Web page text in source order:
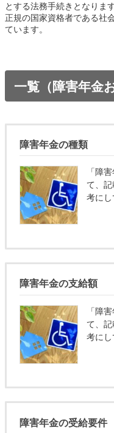
とする法務手続きとなりま
正規の国家資格者である社
ています。
一覧（障害年金
障害年金の種類
「障
て、
考に
障害年金の支給額
「障
て、
考に
障害年金の受給要件